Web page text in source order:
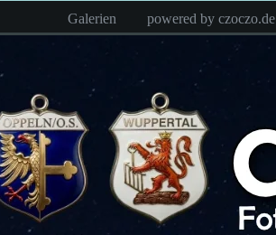
springen
Galerien powered by czoczo.de